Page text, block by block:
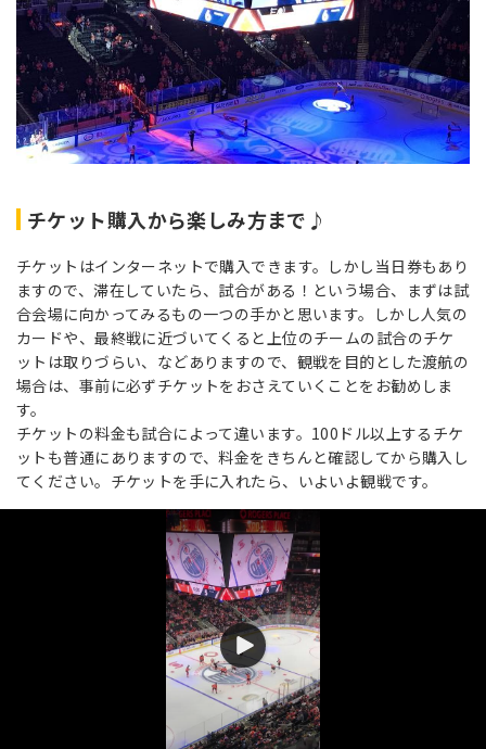
チケット購入から楽しみ方まで♪
チケットはインターネットで購入できます。しかし当日券もあり
ますので、滞在していたら、試合がある！という場合、まずは試
合会場に向かってみるもの一つの手かと思います。しかし人気の
カードや、最終戦に近づいてくると上位のチームの試合のチケ
ットは取りづらい、などありますので、観戦を目的とした渡航の
場合は、事前に必ずチケットをおさえていくことをお勧めしま
す。
チケットの料金も試合によって違います。100ドル以上するチケ
ットも普通にありますので、料金をきちんと確認してから購入し
てください。チケットを手に入れたら、いよいよ観戦です。